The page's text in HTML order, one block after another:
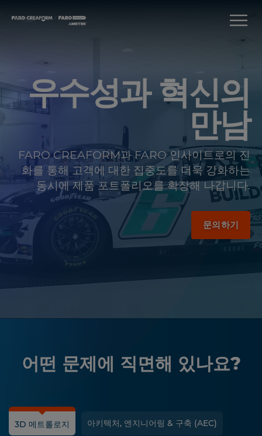
우수성과 혁신의
만남
FARO CREAFORM과 FARO 인사이트로의 진
화를 통해 고객에 대한 집중도를 더욱 강화하는
동시에 제품 포트폴리오를 확장해 나갑니다.
문의하기
어떤 문제에 직면해 있나요?
3D 메트롤로지 아키텍처, 엔지니어링 & 구축 (AEC)